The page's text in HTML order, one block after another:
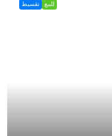
للبيع تقسيط